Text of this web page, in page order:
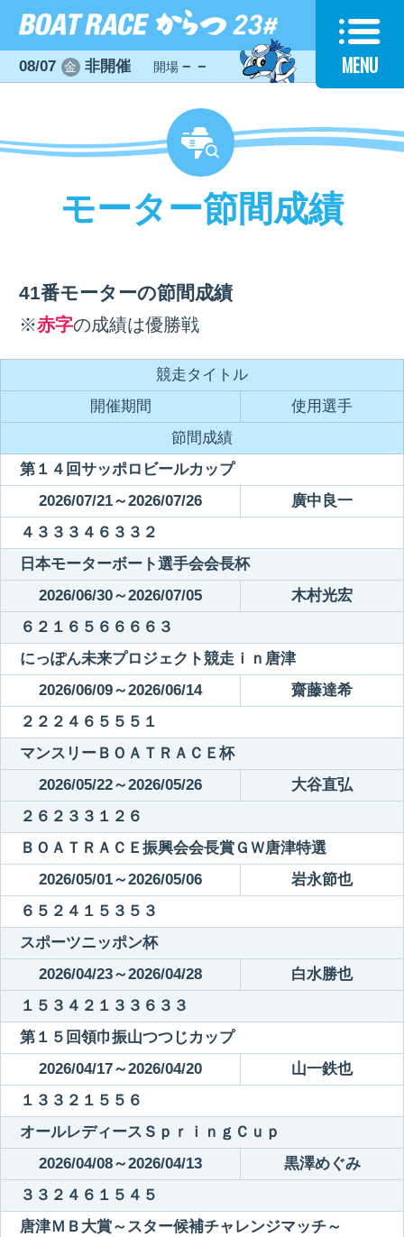
08/07 金 非開催 開場 －－ MENU
モーター節間成績
41番モーターの節間成績
※赤字の成績は優勝戦
競走タイトル
開催期間
使用選手
節間成績
第１４回サッポロビールカップ
2026/07/21～2026/07/26
廣中良一
４３３３４６３３２
日本モーターボート選手会会長杯
2026/06/30～2026/07/05
木村光宏
６２１６５６６６６３
にっぽん未来プロジェクト競走ｉｎ唐津
2026/06/09～2026/06/14
齋藤達希
２２２４６５５５１
マンスリーＢＯＡＴＲＡＣＥ杯
2026/05/22～2026/05/26
大谷直弘
２６２３３１２６
ＢＯＡＴＲＡＣＥ振興会会長賞ＧＷ唐津特選
2026/05/01～2026/05/06
岩永節也
６５２４１５３５３
スポーツニッポン杯
2026/04/23～2026/04/28
白水勝也
１５３４２１３３６３３
第１５回領巾振山つつじカップ
2026/04/17～2026/04/20
山一鉄也
１３３２１５５６
オールレディースＳｐｒｉｎｇＣｕｐ
2026/04/08～2026/04/13
黒澤めぐみ
３３２４６１５４５
唐津ＭＢ大賞～スター候補チャレンジマッチ～